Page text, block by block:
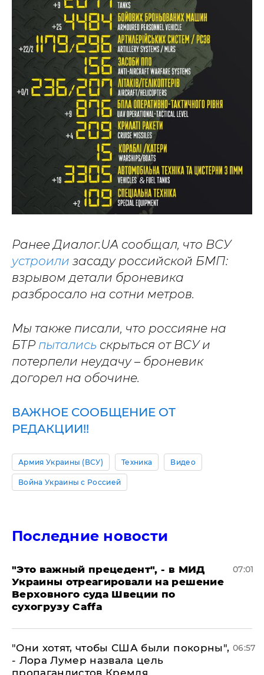
Ранее Диалог.UA сообщал, что ВСУ
устроили засаду российской БМП:
взрывом детали броневика
разбросало на сотни метров.
Мы также писали, что россияне на
БТР пытались скрыться от ВСУ и
потерпели неудачу – броневик
догорел на обочине.
ВАЖНОЕ СООБЩЕНИЕ ОТ
РЕДАКЦИИ!!
Армия Украины (ВСУ) Техника Видео
Война Украины с Россией
Последние новости
"Это важный прецедент", - в МИД
Украины отреагировали на решение
Верховного суда Швеции по
сухогрузу Caffa
07:01
"Они хотят, чтобы США были покорны",
- Лора Лумер назвала цель
пропагандистов Кремля
06:57